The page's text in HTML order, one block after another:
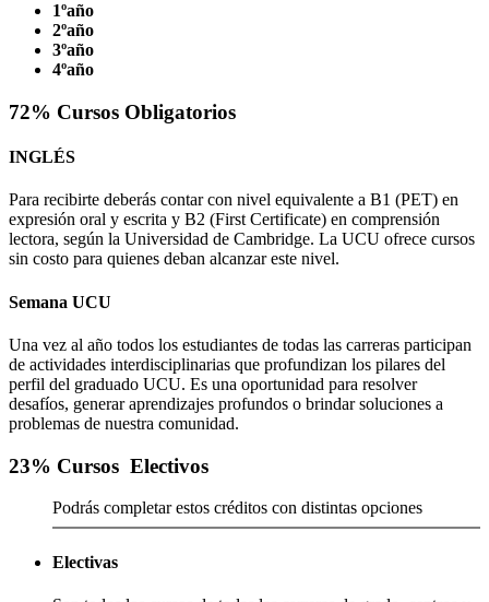
1ºaño
2ºaño
3ºaño
4ºaño
72% Cursos Obligatorios
INGLÉS
Para recibirte deberás contar con nivel equivalente a B1 (PET) en
expresión oral y escrita y B2 (First Certificate) en comprensión
lectora, según la Universidad de Cambridge. La UCU ofrece cursos
sin costo para quienes deban alcanzar este nivel.
Semana UCU
Una vez al año todos los estudiantes de todas las carreras participan
de actividades interdisciplinarias que profundizan los pilares del
perfil del graduado UCU. Es una oportunidad para resolver
desafíos, generar aprendizajes profundos o brindar soluciones a
problemas de nuestra comunidad.
23% Cursos Electivos
Podrás completar estos créditos con distintas opciones
Electivas